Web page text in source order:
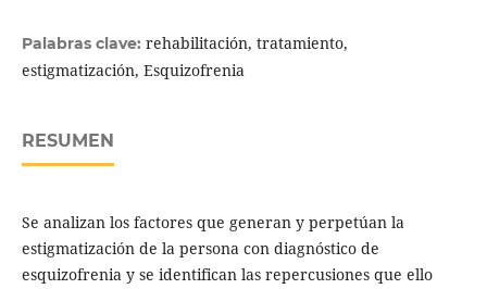
Palabras clave: rehabilitación, tratamiento,
estigmatización, Esquizofrenia
RESUMEN
Se analizan los factores que generan y perpetúan la
estigmatización de la persona con diagnóstico de
esquizofrenia y se identifican las repercusiones que ello